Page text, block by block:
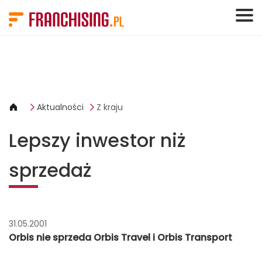
Aktualności Z kraju
Lepszy inwestor niż
sprzedaż
31.05.2001
Orbis nie sprzeda Orbis Travel i Orbis Transport